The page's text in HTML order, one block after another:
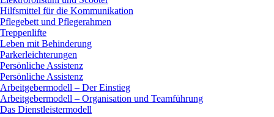
Hilfsmittel für die Kommunikation
Pflegebett und Pflegerahmen
Treppenlifte
Leben mit Behinderung
Parkerleichterungen
Persönliche Assistenz
Persönliche Assistenz
Arbeitgebermodell – Der Einstieg
Arbeitgebermodell – Organisation und Teamführung
Das Dienstleistermodell